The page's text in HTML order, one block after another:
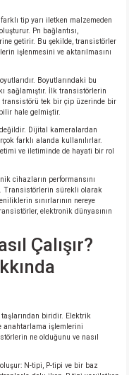
tip yarı iletken malzemeden
Pn bağlantısı,
getirir. Bu şekilde, transistörler
işlenmesini ve aktarılmasını
Boyutlarındaki bu
sağlamıştır. İlk transistörlerin
transistörü tek bir çip üzerinde bir
hale gelmiştir.
Dijital kameralardan
farklı alanda kullanılırlar.
ve iletiminde de hayati bir rol
cihazların performansını
Transistörlerin sürekli olarak
sınırlarının nereye
elektronik dünyasının
Çalışır?
biridir. Elektrik
anahtarlama işlemlerini
ne olduğunu ve nasıl
N-tipi, P-tipi ve bir baz